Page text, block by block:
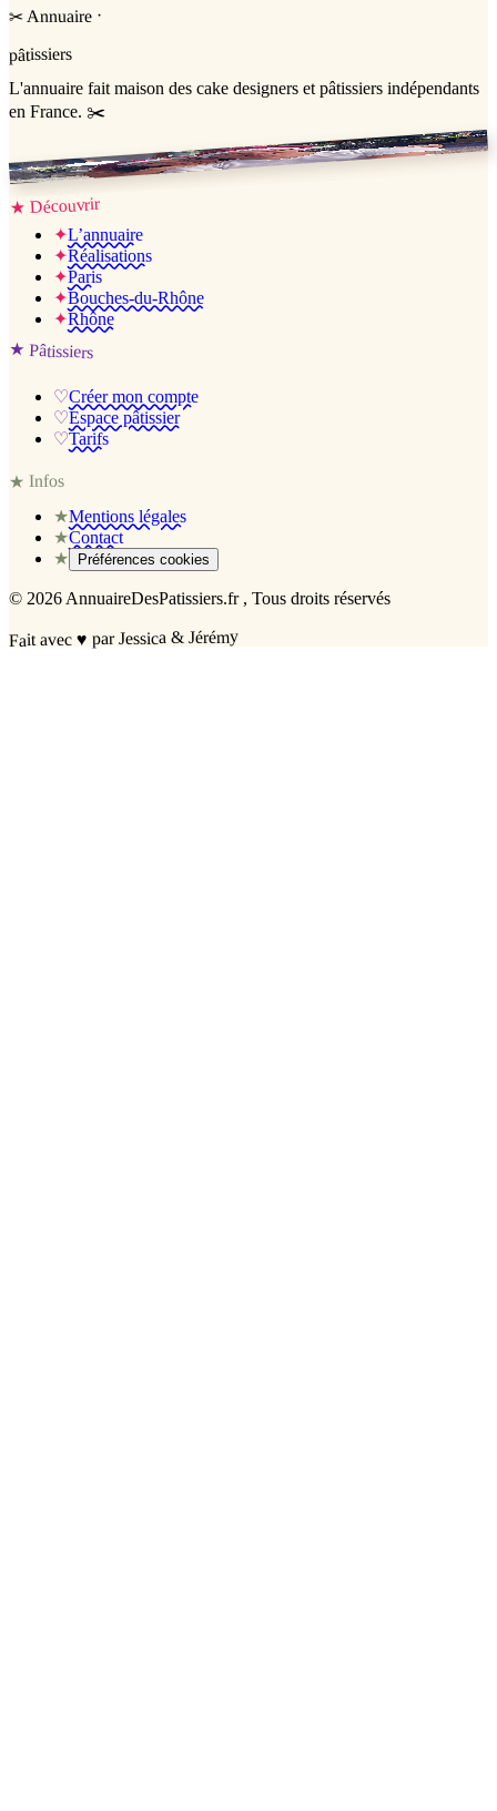
✂ Annuaire ·
pâtissiers
L'annuaire fait maison des cake designers et pâtissiers indépendants
en France. ✂️
Jessica & Jérémy ♡
★ Découvrir
✦L’annuaire
✦Réalisations
✦Paris
✦Bouches-du-Rhône
✦Rhône
★ Pâtissiers
♡Créer mon compte
♡Espace pâtissier
♡Tarifs
★Infos
★Mentions légales
★Contact
★
Préférences cookies
© 2026 AnnuaireDesPatissiers.fr , Tous droits réservés
Fait avec♥ par Jessica & Jérémy